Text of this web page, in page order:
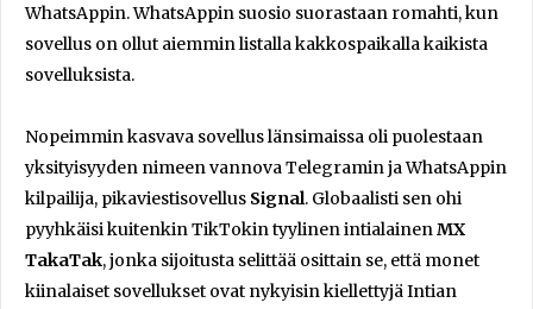
WhatsAppin. WhatsAppin suosio suorastaan romahti, kun
sovellus on ollut aiemmin listalla kakkospaikalla kaikista
sovelluksista.
Nopeimmin kasvava sovellus länsimaissa oli puolestaan
yksityisyyden nimeen vannova Telegramin ja WhatsAppin
kilpailija, pikaviestisovellus Signal. Globaalisti sen ohi
pyyhkäisi kuitenkin TikTokin tyylinen intialainen MX
TakaTak, jonka sijoitusta selittää osittain se, että monet
kiinalaiset sovellukset ovat nykyisin kiellettyjä Intian